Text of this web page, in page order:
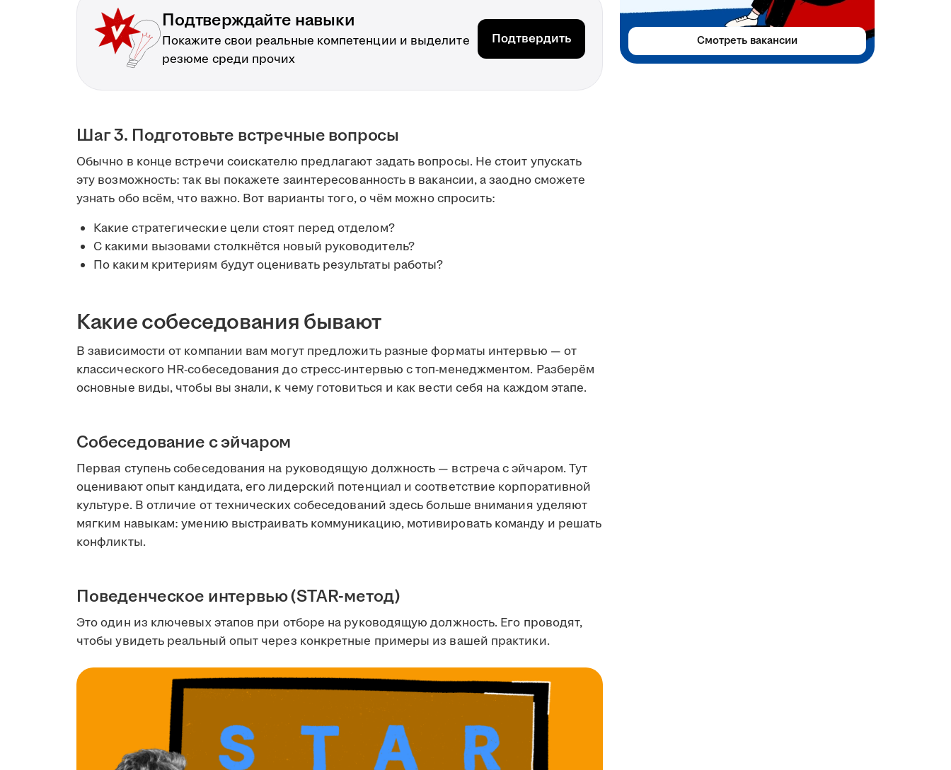
Подтверждайте навыки
Покажите свои реальные компетенции и выделите
резюме среди прочих
Подтвердить
Шаг 3. Подготовьте встречные вопросы
Обычно в конце встречи соискателю предлагают задать вопросы. Не стоит упускать
эту возможность: так вы покажете заинтересованность в вакансии, а заодно сможете
узнать обо всём, что важно. Вот варианты того, о чём можно спросить:
Какие стратегические цели стоят перед отделом?
С какими вызовами столкнётся новый руководитель?
По каким критериям будут оценивать результаты работы?
Какие собеседования бывают
В зависимости от компании вам могут предложить разные форматы интервью — от
классического HR-собеседования до стресс-интервью с топ-менеджментом. Разберём
основные виды, чтобы вы знали, к чему готовиться и как вести себя на каждом этапе.
Собеседование с эйчаром
Первая ступень собеседования на руководящую должность — встреча с эйчаром. Тут
оценивают опыт кандидата, его лидерский потенциал и соответствие корпоративной
культуре. В отличие от технических собеседований здесь больше внимания уделяют
мягким навыкам: умению выстраивать коммуникацию, мотивировать команду и решать
конфликты.
Поведенческое интервью (STAR-метод)
Это один из ключевых этапов при отборе на руководящую должность. Его проводят,
чтобы увидеть реальный опыт через конкретные примеры из вашей практики.
Смотреть вакансии